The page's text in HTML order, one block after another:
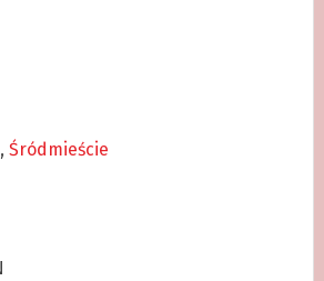
Śródmieście